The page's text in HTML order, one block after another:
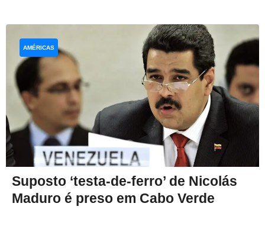
Suposto ‘testa-de-ferro’ de Nicolás
Maduro é preso em Cabo Verde
AMÉRICAS